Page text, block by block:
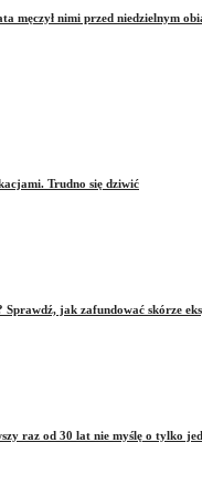
męczył nimi przed niedzielnym
Trudno się dziwić
jak zafundować skórze
raz od 30 lat nie myślę o tylko